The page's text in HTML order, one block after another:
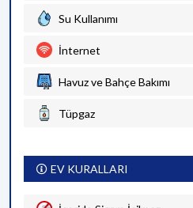
Su Kullanımı
İnternet
Havuz ve Bahçe Bakımı
Tüpgaz
EV KURALLARI